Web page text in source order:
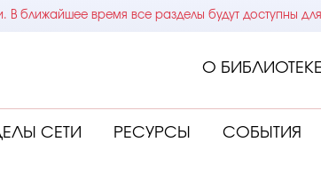
В ближайшее время все разделы будут доступны
О БИБЛИОТЕКЕ
СЕТИ РЕСУРСЫ СОБЫТИЯ